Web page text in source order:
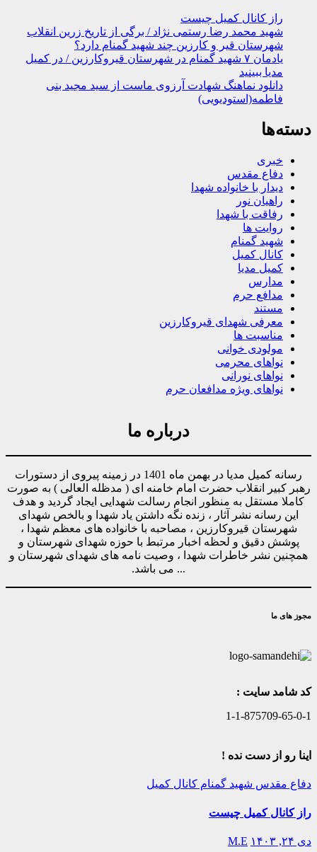
راز کانال کمیل چیست
شهید محمد رضا رستمی نژاد / برگی از تاریخ زرین انقلاب
شهرستان قیر و کارزین چند شهید گمنام دارد؟
یادمان ۷ شهید گمنام در شهرستان قیروکارزین / در کمیل
مدیا ببینید
دانلود نماهنگ شهادت آرزوی ماست از سید مجید بنی
فاطمه(استودیویی)
دسته‌ها
خبری
دفاع مقدس
دیدار با خانواده شهدا
راهیان نور
رفاقت با شهدا
روایت ها
شهید گمنام
کانال کمیل
کمیل مدیا
مدارس
مدافع حرم
مستند
معرفی شهدای قیروکارزین
مناسبت ها
مولودی خوانی
نواهای محرمی
نواهای نورانی
نواهای ویژه مدافعان حرم
درباره ما
رسانه کمیل مدیا در بهمن ماه 1401 در زمینه پیروی از دستورات
رهبر کبیر انقلاب حضرت امام خامنه ای ( مدظله العالی ) به صورت
کاملا مستقل به منظور انجام رسالت شهدایی ایجاد گردید و هدف
این رسانه نشر آثار ، زنده نگه داشتن یاد شهدا و بالخص شهدای
شهرستان قیروکارزین ، مصاحبه با خانواده های معظم شهدا ،
پوشش دقیق و لحظه اخبار مرتبط با حوزه شهدای شهرستان و
همچنین نشر خاطرات شهدا ، وصیت نامه های شهدای شهرستان و
... می باشد.
مجوز های ما
کد شامد سایت :
1-1-875709-65-0-1
اینا رو از دست نده !
دفاع مقدس شهید گمنام کانال کمیل
راز کانال کمیل چیست
دی ۲۴, ۱۴۰۳
M.E